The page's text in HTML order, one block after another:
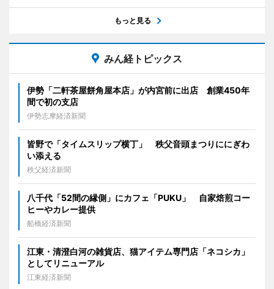
もっと見る
みん経トピックス
伊勢「二軒茶屋餅角屋本店」が内宮前に出店 創業450年
間で初の支店
伊勢志摩経済新聞
皆野で「タイムスリップ横丁」 秩父音頭まつりににぎわ
い添える
秩父経済新聞
八千代「52間の縁側」にカフェ「PUKU」 自家焙煎コー
ヒーやカレー提供
船橋経済新聞
江東・清澄白河の雑貨店、猫アイテム専門店「ネコシカ」
としてリニューアル
江東経済新聞